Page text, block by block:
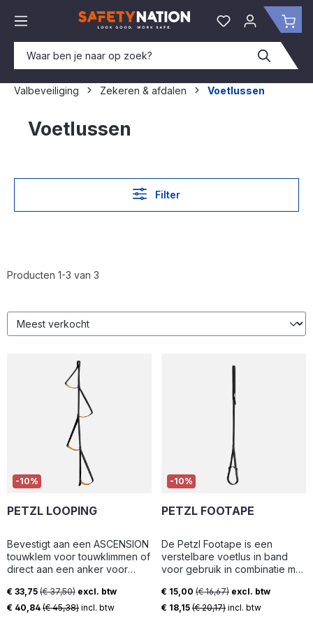
Je hebt 0 items
Valbeveiliging Zekeren & afdalen Voetlussen
Voetlussen
Filter
Producten 1-3 van 3
-10%
PETZL LOOPING
Bevestigt aan een ASCENSION
touwklem voor touwklimmen of
direct aan een anker voor
daken De voetriem is slijtvast
en licht stijf om het instappen
Verkoopprijs:
€ 33,75 (€ 37,50) excl. btw
€ 40,84 (€ 45,38) incl. btw
-10%
PETZL FOOTAPE
De Petzl Footape is een
verstelbare voetlus in band
voor gebruik in combinatie met
stijgklemmen. Verstevigd en
slijtvast voetstuk, gemakkelijk
Verkoopprijs:
€ 15,00 (€ 16,67) excl. btw
€ 18,15 (€ 20,17) incl. btw